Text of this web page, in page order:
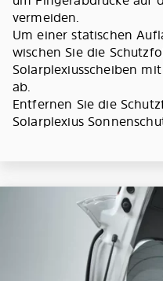
vermeiden.
Um einer statischen
wischen Sie die
Solarplexiusscheiben
ab.
Entfernen Sie die
Solarplexius